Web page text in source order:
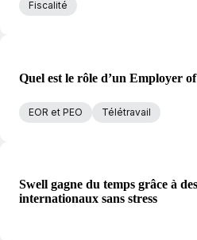
Fiscalité
Quel est le rôle d’un Employer
EOR et PEO Télétravail
Swell gagne du temps grâce à
internationaux sans stress